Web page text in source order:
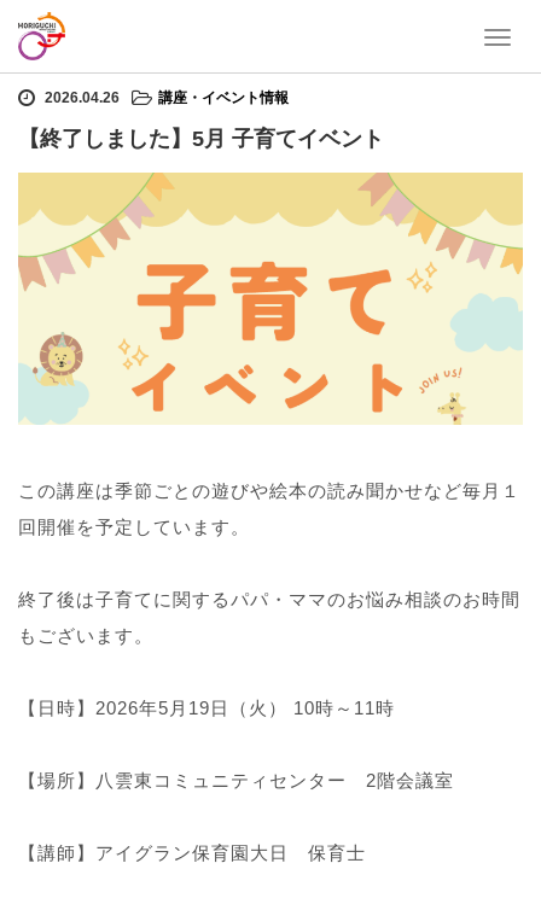
T
a
v
g
n
ホーム
2026.04.26 講座・イベント情報
【終了しました】5月 子育てイベント
この講座は季節ごとの遊びや絵本の読み聞かせなど毎月１
回開催を予定しています。
終了後は子育てに関するパパ・ママのお悩み相談のお時間
もございます。
【日時】2026年5月19日（火） 10時～11時
【場所】八雲東コミュニティセンター 2階会議室
【講師】アイグラン保育園大日 保育士